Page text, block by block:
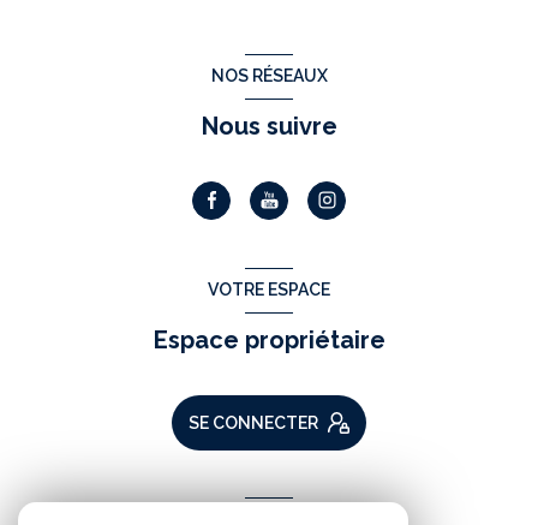
NOS RÉSEAUX
Nous suivre
VOTRE ESPACE
Espace propriétaire
SE CONNECTER